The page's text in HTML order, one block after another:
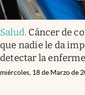
Salud. Cáncer de
que nadie le da
detectar la
miércoles, 18 de Marzo de